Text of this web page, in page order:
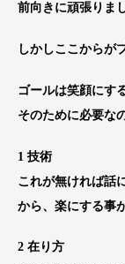
前向きに頑張りま
しかしここからが
ゴールは笑顔にす
そのために必要な
1 技術
これが無ければ話
から、楽にする事
2 在り方